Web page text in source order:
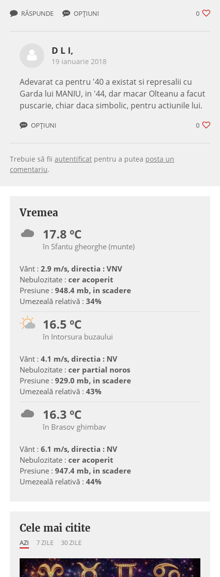
0
RĂSPUNDE OPȚIUNI
D L I,
19 ianuarie 2018
Adevarat ca pentru '40 a existat si represalii cu
Garda lui MANIU, in '44, dar macar Olteanu a facut
puscarie, chiar daca simbolic, pentru actiunile lui.
0
OPȚIUNI
Trebuie să fii autentificat pentru a putea posta un
comentariu.
Vremea
17.8 ºC
în Sfantu gheorghe (munte)
Vânt : 2.9 m/s, directia : VNV
Nebulozitate : cer acoperit
Presiune : 948.4 mb, in scadere
Umezeală relativă : 34%
16.5 ºC
în Intorsura buzaului
Vânt : 4.1 m/s, directia : NV
Nebulozitate : cer partial noros
Presiune : 929.0 mb, in scadere
Umezeală relativă : 43%
16.3 ºC
în Brasov ghimbav
Vânt : 6.1 m/s, directia : NV
Nebulozitate : cer acoperit
Presiune : 947.4 mb, in scadere
Umezeală relativă : 44%
Cele mai citite
AZI 7 ZILE 30 ZILE